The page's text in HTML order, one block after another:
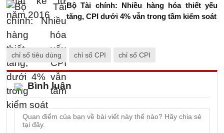
Bộ Tài chính: Nhiều hàng hóa thiết yếu
tăng, CPI dưới 4% vẫn trong tầm kiểm soát
chỉ số tiêu dùng chỉ số CPI chỉ số CPI
Bình luận